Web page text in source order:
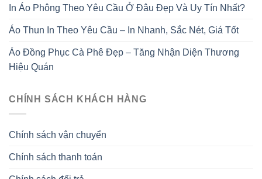
In Áo Phông Theo Yêu Cầu Ở Đâu Đẹp Và Uy Tín Nhất?
Áo Thun In Theo Yêu Cầu – In Nhanh, Sắc Nét, Giá Tốt
Áo Đồng Phục Cà Phê Đẹp – Tăng Nhận Diện Thương
Hiệu Quán
CHÍNH SÁCH KHÁCH HÀNG
Chính sách vận chuyển
Chính sách thanh toán